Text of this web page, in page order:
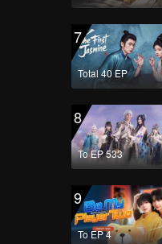
7
Total 40 EP
8
To EP 533
9
To EP 4